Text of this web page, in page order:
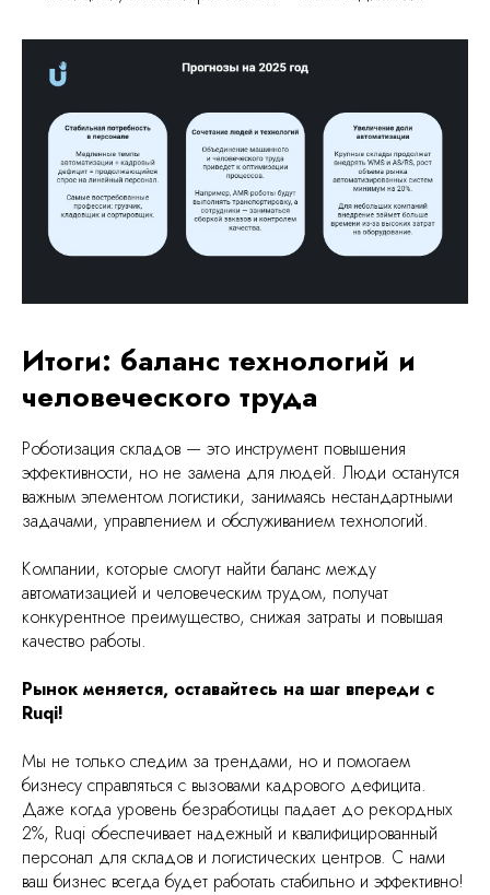
Итоги: баланс технологий и
человеческого труда
Роботизация складов — это инструмент повышения
эффективности, но не замена для людей. Люди останутся
важным элементом логистики, занимаясь нестандартными
задачами, управлением и обслуживанием технологий.
Компании, которые смогут найти баланс между
автоматизацией и человеческим трудом, получат
конкурентное преимущество, снижая затраты и повышая
качество работы.
Рынок меняется, оставайтесь на шаг впереди с
Ruqi!
Мы не только следим за трендами, но и помогаем
бизнесу справляться с вызовами кадрового дефицита.
Даже когда уровень безработицы падает до рекордных
2%, Ruqi обеспечивает надежный и квалифицированный
персонал для складов и логистических центров. С нами
ваш бизнес всегда будет работать стабильно и эффективно!
на инфраструктуре